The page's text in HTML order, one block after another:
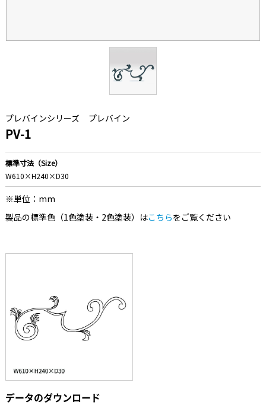
プレバインシリーズ プレバイン
PV-1
標準寸法（Size）
W610×H240×D30
※単位：mm
製品の標準色（1色塗装・2色塗装）はこちらをご覧ください
データのダウンロード